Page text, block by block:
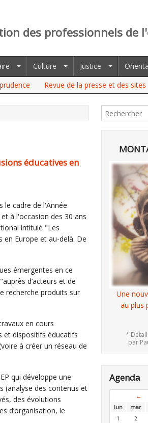
des professionnels de
Culture Justice
Revue de la presse et des sites
éducatives en
le cadre de l'Année
à l'occasion des 30 ans
intitulé "Les
en Europe et au-delà. De
émergentes en ce
d’acteurs et de
recherche produits sur
en cours
et dispositifs éducatifs
à créer un réseau de
qui développe une
(analyse des contenus et
des évolutions
d’organisation, le
Une
au plus
*
par
Agenda
←
lun
mar
1
2